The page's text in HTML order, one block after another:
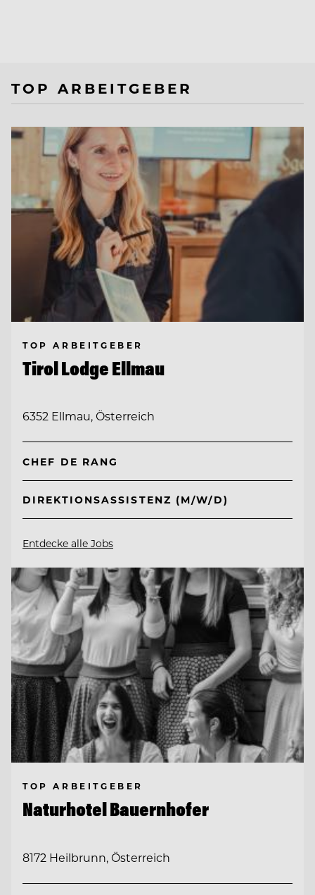
TOP ARBEITGEBER
TOP ARBEITGEBER
Tirol Lodge Ellmau
6352 Ellmau, Österreich
CHEF DE RANG
DIREKTIONSASSISTENZ (M/W/D)
Entdecke alle Jobs
TOP ARBEITGEBER
Naturhotel Bauernhofer
8172 Heilbrunn, Österreich